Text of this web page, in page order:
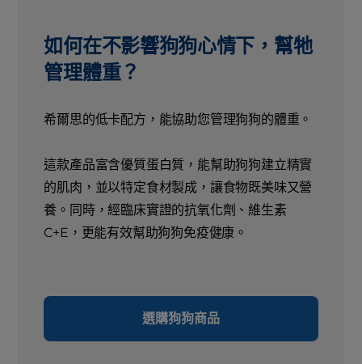
如何在不影響狗狗心情下，幫牠
管理體重？
希爾思的低卡配方，能協助您管理狗狗的體重。
這款產品富含優質蛋白質，能幫助狗狗建立精實
的肌肉，並以特定食材製成，讓食物既美味又營
養。同時，經臨床實證的抗氧化劑、維生素
C+E，更能有效幫助狗狗免疫健康。
選購狗狗商品